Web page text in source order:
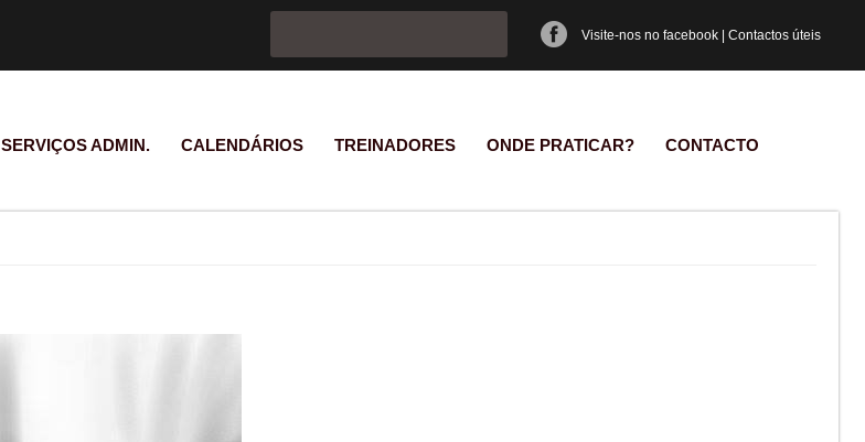
Visite-nos no facebook Contactos úteis
Formulário de pesquisa
SERVIÇOS ADMIN. CALENDÁRIOS TREINADORES ONDE PRATICAR? CONTACTO